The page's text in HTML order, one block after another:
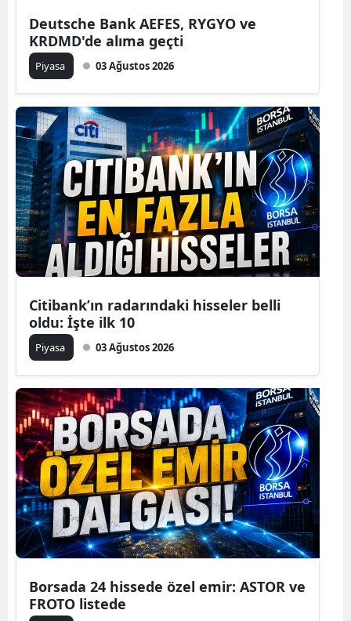
Deutsche Bank AEFES, RYGYO ve
KRDMD'de alıma geçti
Piyasa 03 Ağustos 2026
Citibank’ın radarındaki hisseler belli
oldu: İşte ilk 10
Piyasa 03 Ağustos 2026
Borsada 24 hissede özel emir: ASTOR ve
FROTO listede